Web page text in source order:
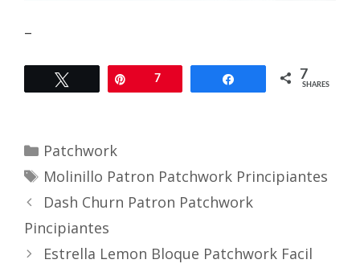
–
7 7
SHARES
Categories
Patchwork
Tags
Molinillo Patron Patchwork Principiantes
Dash Churn Patron Patchwork
Pincipiantes
Estrella Lemon Bloque Patchwork Facil